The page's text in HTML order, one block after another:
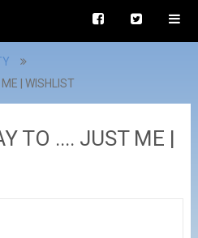
| WISHLIST
TO .... JUST ME |